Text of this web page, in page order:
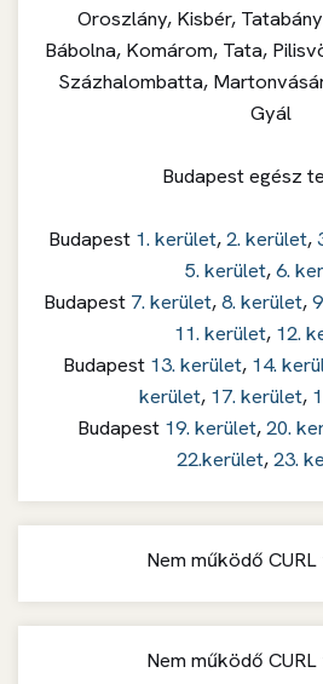
Oroszlány, Kisbér,
Bábolna, Komárom, Tata,
Százhalombatta,
Gyál
Budapest egész
Budapest 1. kerület,2. kerület,
5. kerület,6.
Budapest 7. kerület,8. kerület,
11. kerület, 12.
Budapest 13. kerület, 14.
kerület, 17. kerület,
Budapest 19. kerület,20.
22.kerület,23.
Nem működő
Nem működő